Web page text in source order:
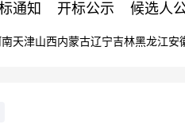
通知 开标公示 候选人
天津山西内蒙古辽宁吉林黑龙江安